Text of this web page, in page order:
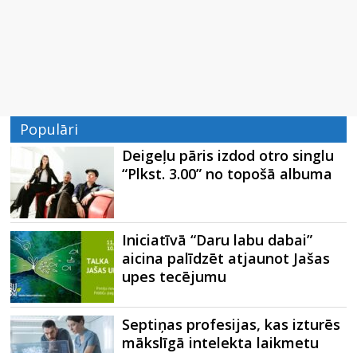
Populāri
Deigeļu pāris izdod otro singlu
“Plkst. 3.00” no topošā albuma
Iniciatīvā “Daru labu dabai”
aicina palīdzēt atjaunot Jašas
upes tecējumu
Septiņas profesijas, kas izturēs
mākslīgā intelekta laikmetu